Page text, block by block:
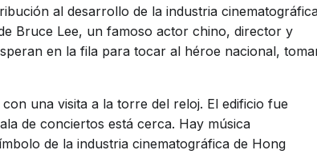
al desarrollo de la industria
Bruce Lee, un famoso actor chino, director y
en la fila para tocar al héroe nacional,
una visita a la torre del reloj. El edificio fue
de conciertos está cerca. Hay música
de la industria cinematográfica de Hong